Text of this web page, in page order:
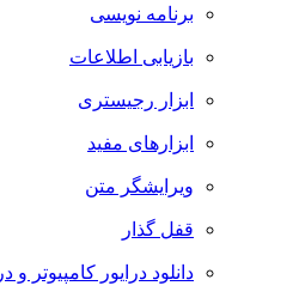
برنامه نویسی
بازیابی اطلاعات
ابزار رجیستری
ابزارهای مفید
ویرایشگر متن
قفل گذار
دانلود درایور کامپیوتر و